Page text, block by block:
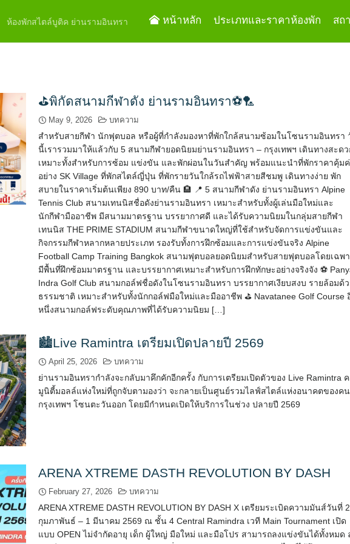
ห้องพักสไตล์บูติค ย่านรามอินทรา หน้าหลัก ประเภทและราคาห้องพัก สถ
⛳พิกัดสนามกีฬาดัง ย่านรามอินทรา⚽🏸
May 9, 2026 บทความ
สำหรับสายกีฬา นักฟุตบอล หรือผู้ที่กำลังมองหาที่พักใกล้สนามซ้อมในโซนรามอินทรา
นี้เรารวมมาให้แล้วกับ 5 สนามกีฬายอดนิยมย่านรามอินทรา – กรุงเทพฯ เดินทางสะด
เหมาะทั้งสำหรับการซ้อม แข่งขัน และพักผ่อนในวันสำคัญ พร้อมแนะนำที่พักราคาคุ้ม
อย่าง SK Village ที่พักสไตล์ญี่ปุ่น ที่พักรายวันใกล้รถไฟฟ้าสายสีชมพู เดินทางง่าย พัก
สบายในราคาเริ่มต้นเพียง 890 บาท/คืน 🏨 📍 5 สนามกีฬาดัง ย่านรามอินทรา Alpine
Tennis Club สนามเทนนิสชื่อดังย่านรามอินทรา เหมาะสำหรับทั้งผู้เล่นมือใหม่และ
นักกีฬามืออาชีพ มีสนามมาตรฐาน บรรยากาศดี และได้รับความนิยมในกลุ่มสายกีฬา
เทนนิส THE PRIME STADIUM สนามกีฬาขนาดใหญ่ที่ใช้สำหรับจัดการแข่งขันและ
กิจกรรมกีฬาหลากหลายประเภท รองรับทั้งการฝึกซ้อมและการแข่งขันจริง Alpine
Football Camp Training Bangkok สนามฟุตบอลยอดนิยมสำหรับสายฟุตบอลโดยเฉพ
มีพื้นที่ฝึกซ้อมมาตรฐาน และบรรยากาศเหมาะสำหรับการฝึกทักษะอย่างจริงจัง ⚽
Indra Golf Club สนามกอล์ฟชื่อดังในโซนรามอินทรา บรรยากาศเงียบสงบ รายล้อมด้
ธรรมชาติ เหมาะสำหรับทั้งนักกอล์ฟมือใหม่และมืออาชีพ ⛳ Navatanee Golf Course
หนึ่งสนามกอล์ฟระดับคุณภาพที่ได้รับความนิยม […]
🏙️Live Ramintra เตรียมเปิดปลายปี 2569
April 25, 2026 บทความ
ย่านรามอินทรากำลังจะกลับมาคึกคักอีกครั้ง กับการเตรียมเปิดตัวของ Live Ramintra
มูนิตี้มอลล์แห่งใหม่ที่ถูกจับตามองว่า จะกลายเป็นศูนย์รวมไลฟ์สไตล์แห่งอนาคตของคน
กรุงเทพฯ โซนตะวันออก โดยมีกำหนดเปิดให้บริการในช่วง ปลายปี 2569
ARENA XTREME DASTH REVOLUTION BY DASH
February 27, 2026 บทความ
ARENA XTREME DASTH REVOLUTION BY DASH X เตรียมระเบิดความมันส์วันที่
กุมภาพันธ์ – 1 มีนาคม 2569 ณ ชั้น 4 Central Ramindra เวที Main Tournament เปิด
แบบ OPEN ไม่จำกัดอายุ เด็ก ผู้ใหญ่ มือใหม่ และมือโปร สามารถลงแข่งขันได้ทั้งหมด